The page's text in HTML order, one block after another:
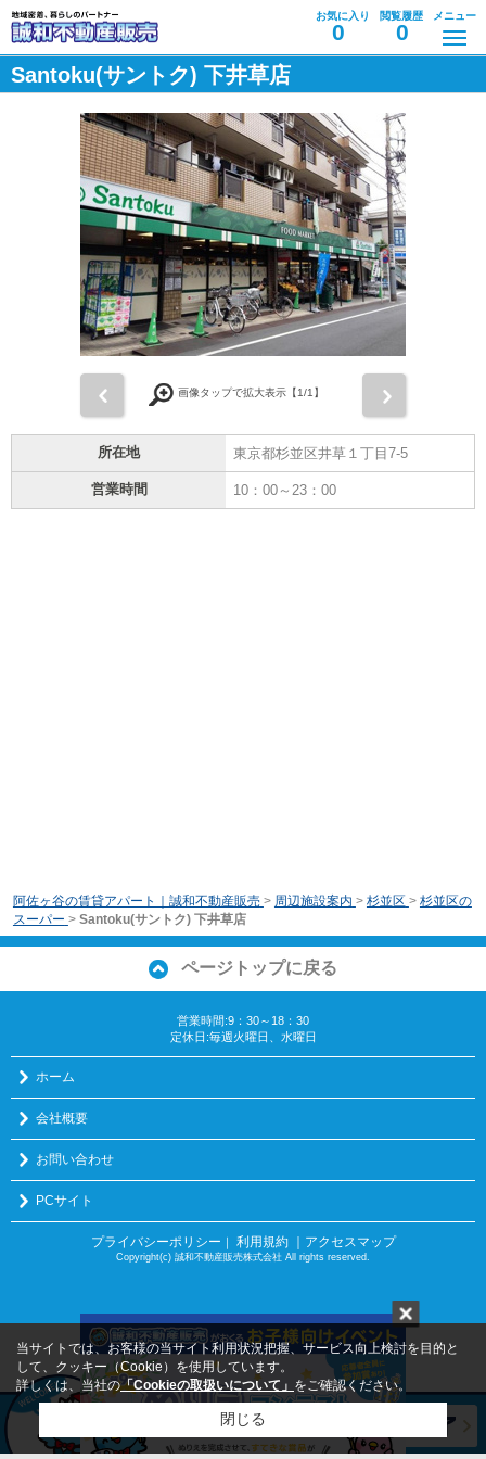
お気に入り
0
閲覧履歴
0
メニュー
Santoku(サントク) 下井草店
画像タップで拡大表示【1/1】
所在地 東京都杉並区井草１丁目7-5
営業時間 10：00～23：00
阿佐ヶ谷の賃貸アパート｜誠和不動産販売 > 周辺施設案内 > 杉並区 > 杉並区の
スーパー > Santoku(サントク) 下井草店
ページトップに戻る
営業時間:9：30～18：30
定休日:毎週火曜日、水曜日
ホーム
会社概要
お問い合わせ
PCサイト
プライバシーポリシー ｜ 利用規約 ｜アクセスマップ
Copyright(c) 誠和不動産販売株式会社 All rights reserved.
当サイトでは、お客様の当サイト利用状況把握、サービス向上検討を目的と
して、クッキー（Cookie）を使用しています。
詳しくは、当社の「Cookieの取扱いについて」 をご確認ください。
閉じる